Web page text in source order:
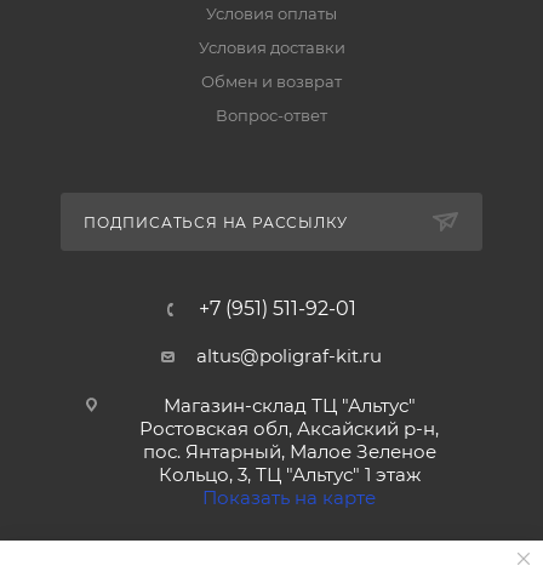
Условия оплаты
Условия доставки
Обмен и возврат
Вопрос-ответ
ПОДПИСАТЬСЯ НА РАССЫЛКУ
+7 (951) 511-92-01
altus@poligraf-kit.ru
Магазин-склад ТЦ "Альтус"
Ростовская обл, Аксайский р-н,
пос. Янтарный, Малое Зеленое
Кольцо, 3, ТЦ "Альтус" 1 этаж
Показать на карте